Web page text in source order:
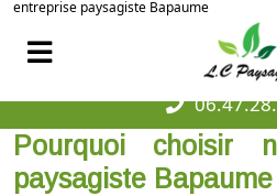
entreprise paysagiste Bapaume
Pourquoi choisir
paysagiste